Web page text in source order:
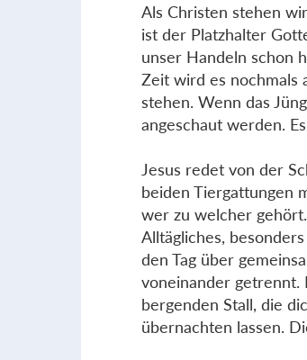
Als Christen stehen
ist der Platzhalter
unser Handeln schon
Zeit wird es nochmals
stehen. Wenn das
angeschaut werden.
Jesus redet von der
beiden Tiergattungen
wer zu welcher
Alltägliches,
den Tag über
voneinander getrennt.
bergenden Stall, die
übernachten lassen.